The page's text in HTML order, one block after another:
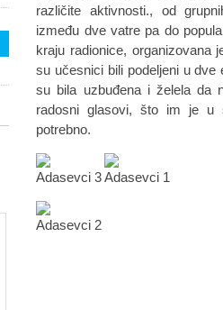
različite aktivnosti., od
između dve vatre pa do
kraju radionice, organizovana
su učesnici bili podeljeni u
su bila uzbuđena i želela da
radosni glasovi, što im je u
potrebno.